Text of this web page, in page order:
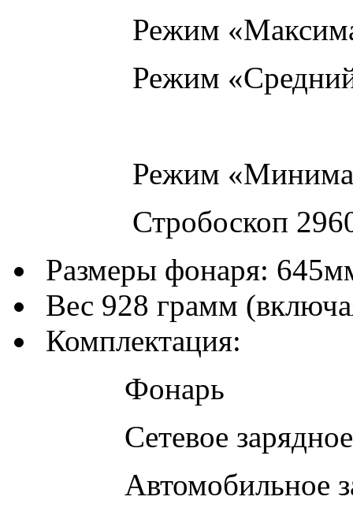
Режим
Режим
Режим
Стробоскоп 2960
Размеры фонаря:
Вес 928 грамм
Комплектация:
Фонарь
Сетевое зарядное
Автомобильное